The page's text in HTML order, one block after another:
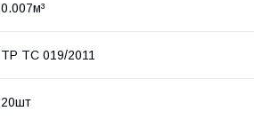
0.007м³
ТР ТС 019/2011
20шт